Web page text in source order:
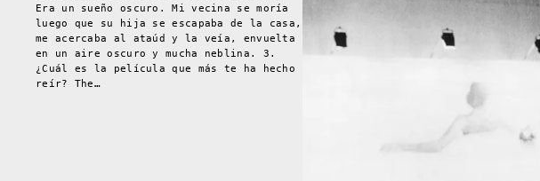
Era un sueño oscuro. Mi vecina se moría
luego que su hija se escapaba de la casa,
me acercaba al ataúd y la veía, envuelta
en un aire oscuro y mucha neblina. 3.
¿Cuál es la película que más te ha hecho
reír? The…